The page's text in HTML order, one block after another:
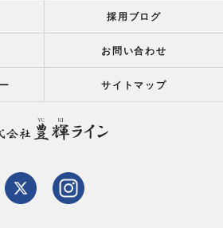
採用ブログ
お問い合わせ
サイトマップ